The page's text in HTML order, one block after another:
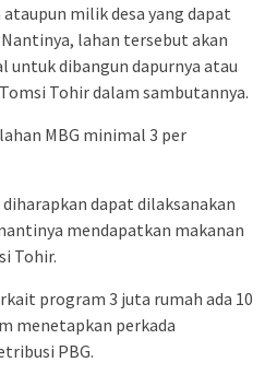
milik desa yang dapat
lahan tersebut akan
untuk dibangun dapurnya atau
Tohir dalam sambutannya.
MBG minimal 3 per
dapat dilaksanakan
mendapatkan makanan
Tohir.
program 3 juta rumah ada 10
menetapkan perkada
PBG.